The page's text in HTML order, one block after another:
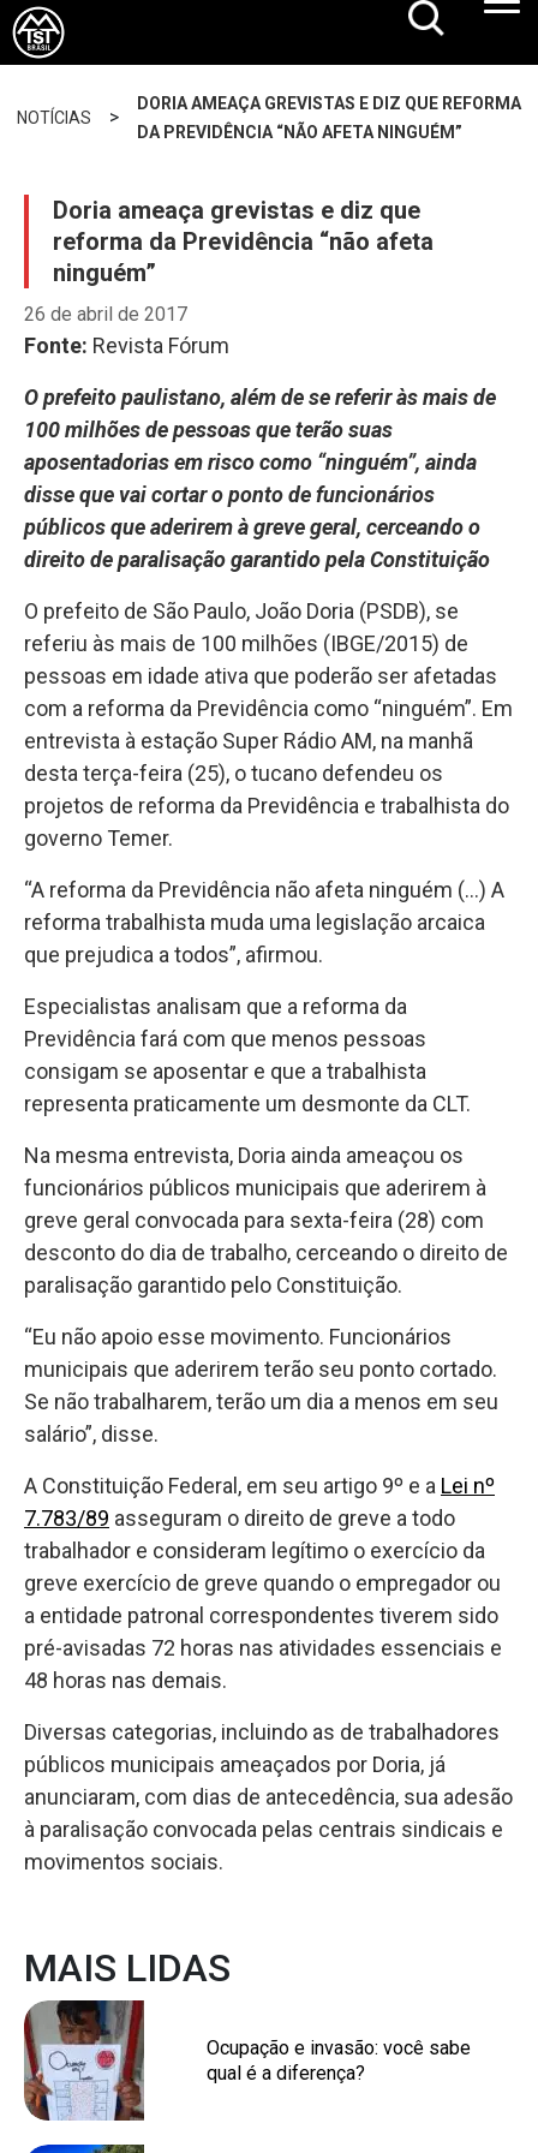
NOTÍCIAS >
DORIA AMEAÇA GREVISTAS E DIZ QUE REFORMA
DA PREVIDÊNCIA “NÃO AFETA NINGUÉM”
Doria ameaça grevistas e diz que
reforma da Previdência “não afeta
ninguém”
26 de abril de 2017
Fonte: Revista Fórum
O prefeito paulistano, além de se referir às mais de
100 milhões de pessoas que terão suas
aposentadorias em risco como “ninguém”, ainda
disse que vai cortar o ponto de funcionários
públicos que aderirem à greve geral, cerceando o
direito de paralisaçãogarantido pela Constituição
O prefeito de São Paulo, João Doria (PSDB), se
referiu às mais de 100 milhões (IBGE/2015) de
pessoas em idade ativa que poderão ser afetadas
com a reforma da Previdência como “ninguém”. Em
entrevista à estação Super Rádio AM, na manhã
desta terça-feira (25), o tucano defendeu os
projetos de reforma da Previdência e trabalhista do
governo Temer.
“A reforma da Previdência não afeta ninguém (…) A
reforma trabalhista muda uma legislação arcaica
que prejudica a todos”, afirmou.
Especialistas analisam que a reforma da
Previdência fará com que menos pessoas
consigam se aposentar e que a trabalhista
representa praticamente um desmonte da CLT.
Na mesma entrevista, Doria ainda ameaçou os
funcionários públicos municipais que aderirem à
greve geral convocada para sexta-feira (28) com
desconto do dia de trabalho, cerceando o direito de
paralisação garantido pelo Constituição.
“Eu não apoio esse movimento. Funcionários
municipais que aderirem terão seu ponto cortado.
Se não trabalharem, terão um dia a menos em seu
salário”, disse.
A Constituição Federal, em seu artigo 9º e a Lei nº
7.783/89 asseguram o direito de greve a todo
trabalhador e consideram legítimo o exercício da
greve exercício de greve quando o empregador ou
a entidade patronal correspondentes tiverem sido
pré-avisadas 72 horas nas atividades essenciais e
48 horas nas demais.
Diversas categorias, incluindo as de trabalhadores
públicos municipais ameaçados por Doria, já
anunciaram, com dias de antecedência, sua adesão
à paralisação convocada pelas centrais sindicais e
movimentos sociais.
MAIS LIDAS
Ocupação e invasão: você sabe
qual é a diferença?